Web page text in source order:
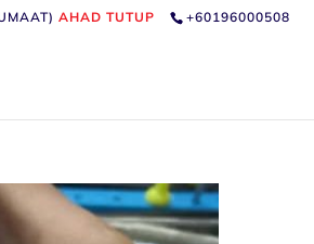
AHAD TUTUP +60196000508